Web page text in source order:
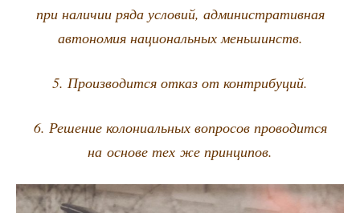
при нали­чии ряда усло­вий, адми­ни­стра­тив­ная
авто­но­мия наци­о­наль­ных меньшинств.
5. Про­из­во­дит­ся отказ от контрибуций.
6. Реше­ние коло­ни­аль­ных вопро­сов про­во­дит­ся
на осно­ве тех же принципов.